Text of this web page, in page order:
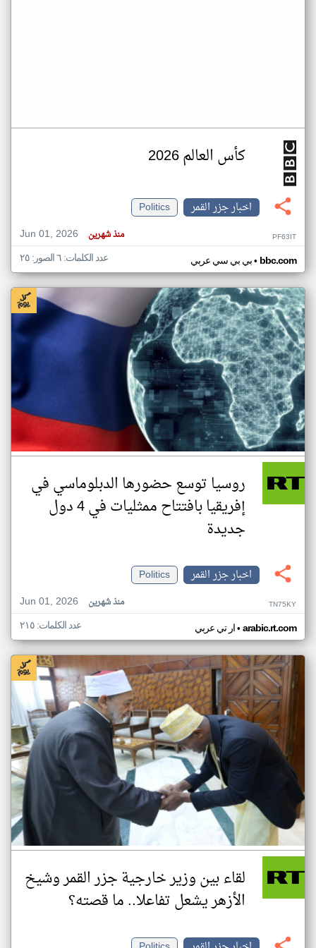
كأس العالم 2026
اخبار جزر القمر
Politics
Jun 01, 2026
منذ شهرين PF63IT
بي بي سي عربي• bbc.com عدد الكلمات: ٦ الصور: ٢٥
روسيا توسع حضورها الدبلوماسي في
إفريقيا بافتتاح ممثليات في 4 دول
جديدة
اخبار جزر القمر
Politics
Jun 01, 2026
منذ شهرين TN75KY
ار تي عربي• arabic.rt.com عدد الكلمات: ٢١٥
لقاء بين وزير خارجية جزر القمر وشيخ
الأزهر يشعل تفاعلا.. ما قصته؟